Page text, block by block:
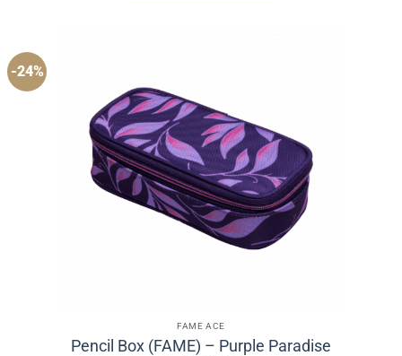
-24%
FAME ACE
Pencil Box (FAME) – Purple Paradise